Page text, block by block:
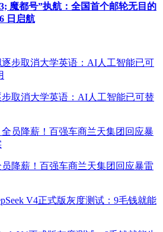
魔都号”执航：全国首个邮轮无目的
日启航
取消大学英语：AI人工智能已可替
降薪！百强车商兰天集团回应暴雷